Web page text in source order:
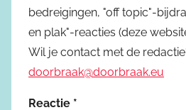
bedreigingen, "off topic"-
en plak"-reacties (deze
Wil je contact met de
doorbraak@doorbraak.eu
Reactie *